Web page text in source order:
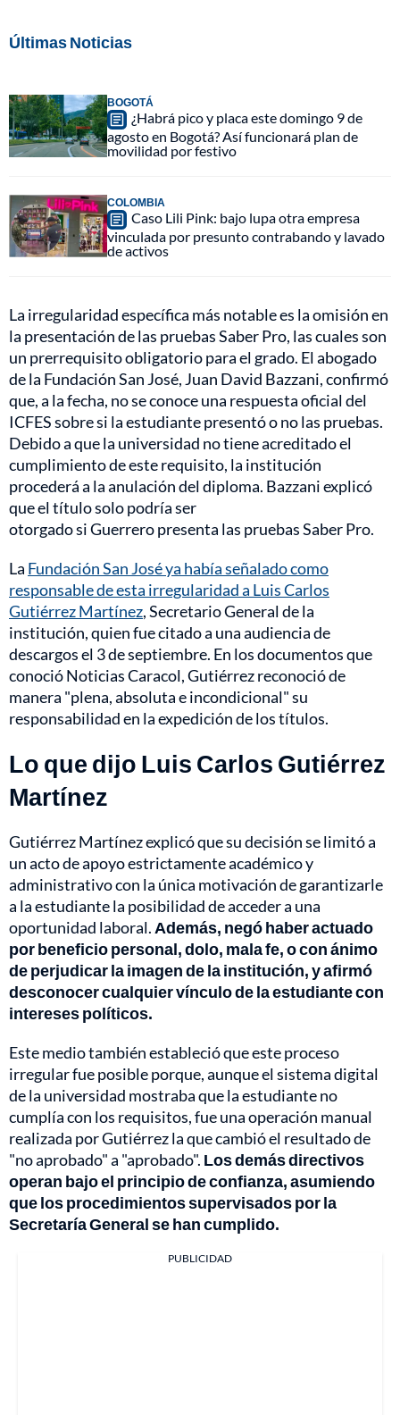
Últimas Noticias
BOGOTÁ
¿Habrá pico y placa este domingo 9 de
agosto en Bogotá? Así funcionará plan de
movilidad por festivo
COLOMBIA
Caso Lili Pink: bajo lupa otra empresa
vinculada por presunto contrabando y lavado
de activos
La irregularidad específica más notable es la omisión en
la presentación de las pruebas Saber Pro, las cuales son
un prerrequisito obligatorio para el grado. El abogado
de la Fundación San José, Juan David Bazzani, confirmó
que, a la fecha, no se conoce una respuesta oficial del
ICFES sobre si la estudiante presentó o no las pruebas.
Debido a que la universidad no tiene acreditado el
cumplimiento de este requisito, la institución
procederá a la anulación del diploma. Bazzani explicó
que el título solo podría ser
otorgado si Guerrero presenta las pruebas Saber Pro.
La Fundación San José ya había señalado como
responsable de esta irregularidad a Luis Carlos
Gutiérrez Martínez, Secretario General de la
institución, quien fue citado a una audiencia de
descargos el 3 de septiembre. En los documentos que
conoció Noticias Caracol, Gutiérrez reconoció de
manera "plena, absoluta e incondicional" su
responsabilidad en la expedición de los títulos.
Lo que dijo Luis Carlos Gutiérrez
Martínez
Gutiérrez Martínez explicó que su decisión se limitó a
un acto de apoyo estrictamente académico y
administrativo con la única motivación de garantizarle
a la estudiante la posibilidad de acceder a una
oportunidad laboral. Además, negó haber actuado
por beneficio personal, dolo, mala fe, o con ánimo
de perjudicar la imagen de la institución, y afirmó
desconocer cualquier vínculo de la estudiante con
intereses políticos.
Este medio también estableció que este proceso
irregular fue posible porque, aunque el sistema digital
de la universidad mostraba que la estudiante no
cumplía con los requisitos, fue una operación manual
realizada por Gutiérrez la que cambió el resultado de
"no aprobado" a "aprobado". Los demás directivos
operan bajo el principio de confianza, asumiendo
que los procedimientos supervisados por la
Secretaría General se han cumplido.
PUBLICIDAD